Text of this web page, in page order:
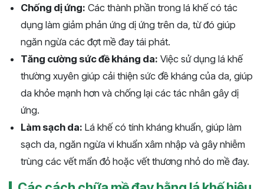
Chống dị ứng: Các thành phần trong lá khế có tác
dụng làm giảm phản ứng dị ứng trên da, từ đó giúp
ngăn ngừa các đợt mề đay tái phát.
Tăng cường sức đề kháng da: Việc sử dụng lá khế
thường xuyên giúp cải thiện sức đề kháng của da, giúp
da khỏe mạnh hơn và chống lại các tác nhân gây dị
ứng.
Làm sạch da: Lá khế có tính kháng khuẩn, giúp làm
sạch da, ngăn ngừa vi khuẩn xâm nhập và gây nhiễm
trùng các vết mẩn đỏ hoặc vết thương nhỏ do mề đay.